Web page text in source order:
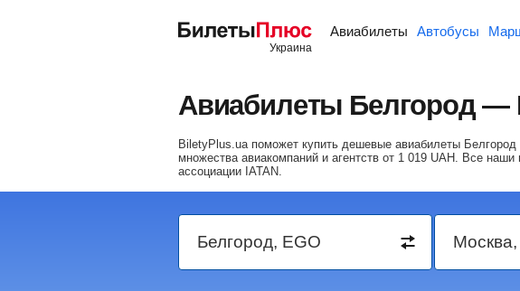
Авиабилеты Автобусы
Авиабилеты Белгород —
BiletyPlus.ua поможет купить дешевые авиабилеты
множества авиакомпаний и агентств от 1 019 UAH . Все наши
ассоциации IATAN.